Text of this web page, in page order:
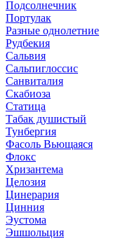
Подсолнечник
Портулак
Разные однолетние
Рудбекия
Сальвия
Сальпиглоссис
Санвиталия
Скабиоза
Статица
Табак душистый
Тунбергия
Фасоль Вьющаяся
Флокс
Хризантема
Целозия
Цинерария
Цинния
Эустома
Эшшольция